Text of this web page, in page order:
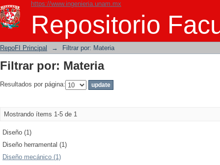
https://www.ingenieria.unam.mx
Repositorio
Filtrar por: Materia
RepoFI Principal → Filtrar por: Materia
Filtrar por: Materia
Resultados por página:
Mostrando ítems 1-5 de 1
Diseño (1)
Diseño herramental (1)
Diseño mecánico (1)